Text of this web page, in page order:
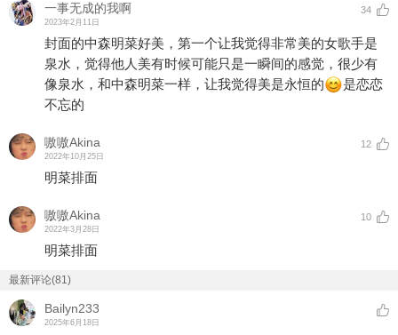
一事无成的我啊
2023年2月11日
34
封面的中森明菜好美，第一个让我觉得非常美的女歌手是
泉水，觉得他人美有时候可能只是一瞬间的感觉，很少有
像泉水，和中森明菜一样，让我觉得美是永恒的
是恋恋
不忘的
嗷嗷Akina
2022年10月25日
12
明菜排面
嗷嗷Akina
2022年3月28日
10
明菜排面
最新评论(81)
Bailyn233
2025年6月18日